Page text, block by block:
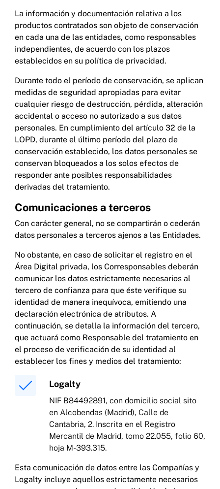
estadísticos. Si desea más información sobre
los tipos de cookies que se utilizan en esta
página Web y cómo otorgar o revocar su
consentimiento, puede consultar la Política de
Cookies.
En relación con los datos de navegación,
incluida la elaboración de perfiles con
finalidades comerciales en el caso de clientes
potenciales, la base jurídica para el tratamiento
es elconsentimientootorgado para la
instalación de cookies, de acuerdo con lo
establecido en la política de cookies [Art. 6.1 a)
RGPD].
No se adoptan decisiones automatizadas con
efectos jurídicos sobre las personas. En caso de
elaboración de perfiles, estos se limitarán a
fines analíticos y de personalización de
cualquier momento a través de los canales
establecidos en este mismo aviso
lleguen a través del Buzón publicado al efecto
en la página Web: la información personal
enviada a través del buzón de incidencias será
tratada para gestionar la incidencia o la
consulta enviada por parte de las personas
usuarias.
En relación con la información recibida a través
de buzones de incidencias y consultas, la base
jurídica para el tratamiento es elinterés
legítimode atender las consultas y garantizar
haber realizado el correspondiente juicio de
La información y documentación relativa a los
productos contratados son objeto de conservación
en cada una de las entidades, como responsables
independientes, de acuerdo con los plazos
establecidos en su política de privacidad.
Durante todo el período de conservación, se aplican
medidas de seguridad apropiadas para evitar
cualquier riesgo de destrucción, pérdida, alteración
accidental o acceso no autorizado a sus datos
personales. En cumplimiento del artículo 32 de la
LOPD, durante el último período del plazo de
conservación establecido, los datos personales se
conservan bloqueados a los solos efectos de
responder ante posibles responsabilidades
derivadas del tratamiento.
Comunicaciones a terceros
Con carácter general, no se compartirán o cederán
datos personales a terceros ajenos a las Entidades.
No obstante, en caso de solicitar el registro en el
Área Digital privada, los Corresponsables deberán
comunicar los datos estrictamente necesarios al
tercero de confianza para que éste verifique su
identidad de manera inequívoca, emitiendo una
declaración electrónica de atributos. A
continuación, se detalla la información del tercero,
que actuará como Responsable del tratamiento en
el proceso de verificación de su identidad al
establecer los fines y medios del tratamiento:
Logalty
NIF B84492891, con domicilio social sito
en Alcobendas (Madrid), Calle de
Cantabria, 2. Inscrita en el Registro
Mercantil de Madrid, tomo 22.055, folio 60,
hoja M-393.315.
Esta comunicación de datos entre las Compañías y
Logalty incluye aquellos estrictamente necesarios